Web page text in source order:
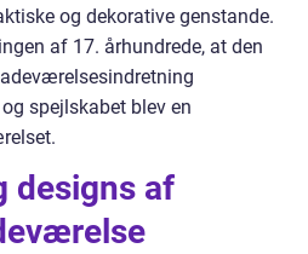
og dekorative genstande.
af 17. århundrede, at den
spejlskabet blev en
designs af